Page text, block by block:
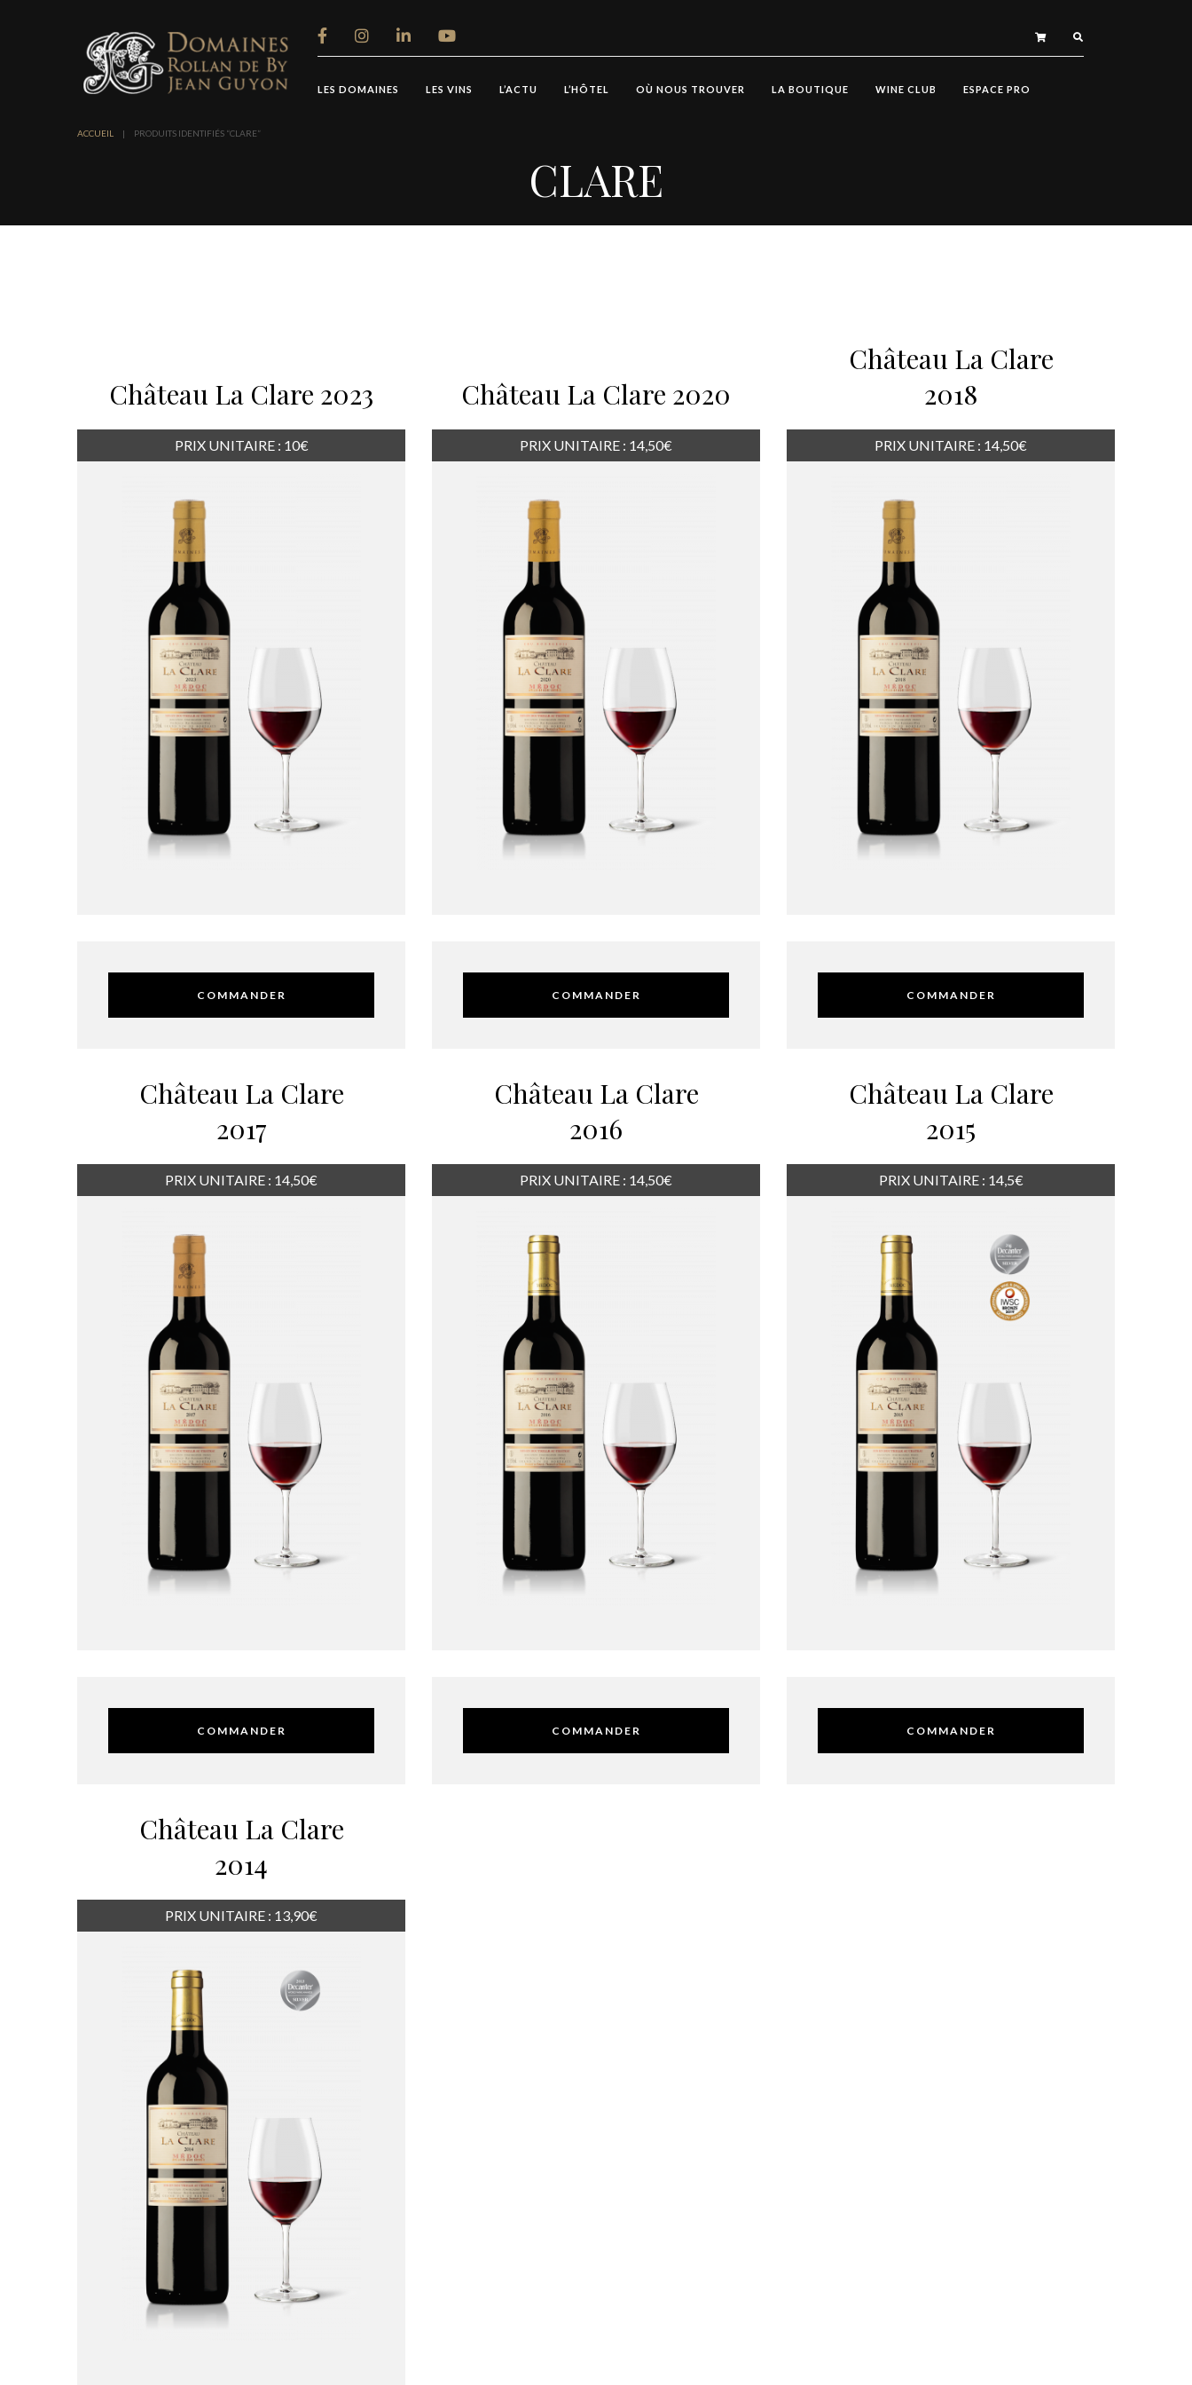
LES DOMAINES LES VINS L’ACTU L’HÔTEL OÙ NOUS TROUVER LA BOUTIQUE WINE CLUB ESPACE PRO
ACCUEIL | PRODUITS IDENTIFIÉS “CLARE”
CLARE
Château La Clare 2023
PRIX UNITAIRE : 10€
COMMANDER
Château La Clare 2020
PRIX UNITAIRE : 14,50€
COMMANDER
Château La Clare
2018
PRIX UNITAIRE : 14,50€
COMMANDER
Château La Clare
2017
PRIX UNITAIRE : 14,50€
COMMANDER
Château La Clare
2016
PRIX UNITAIRE : 14,50€
COMMANDER
Château La Clare
2015
PRIX UNITAIRE : 14,5€
COMMANDER
Château La Clare
2014
PRIX UNITAIRE : 13,90€